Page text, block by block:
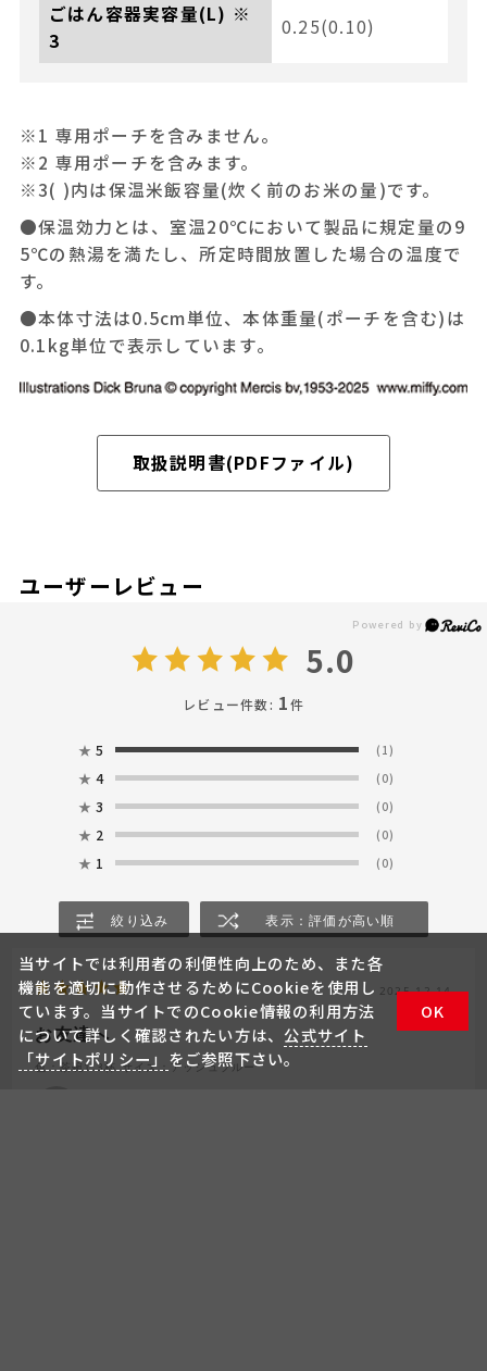
ごはん容器実容量(L) ※
3
0.25(0.10)
※1 専用ポーチを含みません。
※2 専用ポーチを含みます。
※3( )内は保温米飯容量(炊く前のお米の量)です。
●保温効力とは、室温20℃において製品に規定量の9
5℃の熱湯を満たし、所定時間放置した場合の温度で
す。
●本体寸法は0.5cm単位、本体重量(ポーチを含む)は
0.1kg単位で表示しています。
取扱説明書(PDFファイル)
ユーザーレビュー
5.0
レビュー件数: 1件
★ 5 (1)
★ 4 (0)
★ 3 (0)
★ 2 (0)
★ 1 (0)
絞り込み 表示：評価が高い順
2025.12.14
お友達へ
色：茶碗1.3杯 サイズ：アッシュブルー
当サイトでは利用者の利便性向上のため、また各
機能を適切に動作させるためにCookieを使用し
ています。当サイトでのCookie情報の利用方法
について詳しく確認されたい方は、 公式サイト
「サイトポリシー」 をご参照下さい。
OK